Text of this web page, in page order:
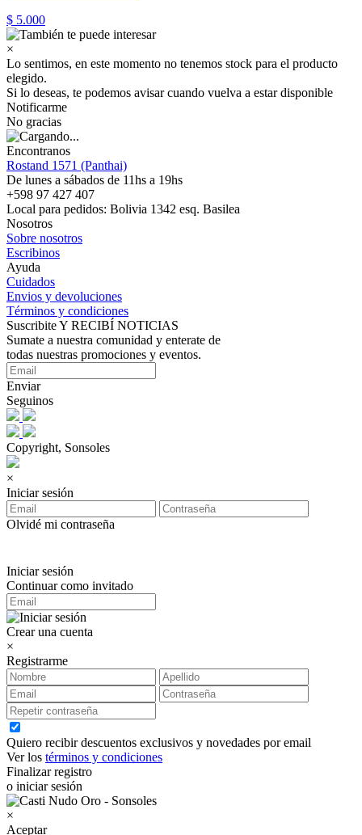
$ 5.000
×
Lo sentimos, en este momento no tenemos stock para el producto
elegido.
Si lo deseas, te podemos avisar cuando vuelva a estar disponible
Notificarme
No gracias
Encontranos
Rostand 1571 (Panthai)
De lunes a sábados de 11hs a 19hs
+598 97 427 407
Local para pedidos: Bolivia 1342 esq. Basilea
Nosotros
Sobre nosotros
Escribinos
Ayuda
Cuidados
Envios y devoluciones
Términos y condiciones
Suscribite Y RECIBÍ NOTICIAS
Sumate a nuestra comunidad y enterate de
todas nuestras promociones y eventos.
Enviar
Seguinos
Copyright, Sonsoles
×
Iniciar sesión
Olvidé mi contraseña
Iniciar sesión
Continuar como invitado
Crear una cuenta
×
Registrarme
Quiero recibir descuentos exclusivos y novedades por email
Ver los términos y condiciones
Finalizar registro
o iniciar sesión
×
Aceptar